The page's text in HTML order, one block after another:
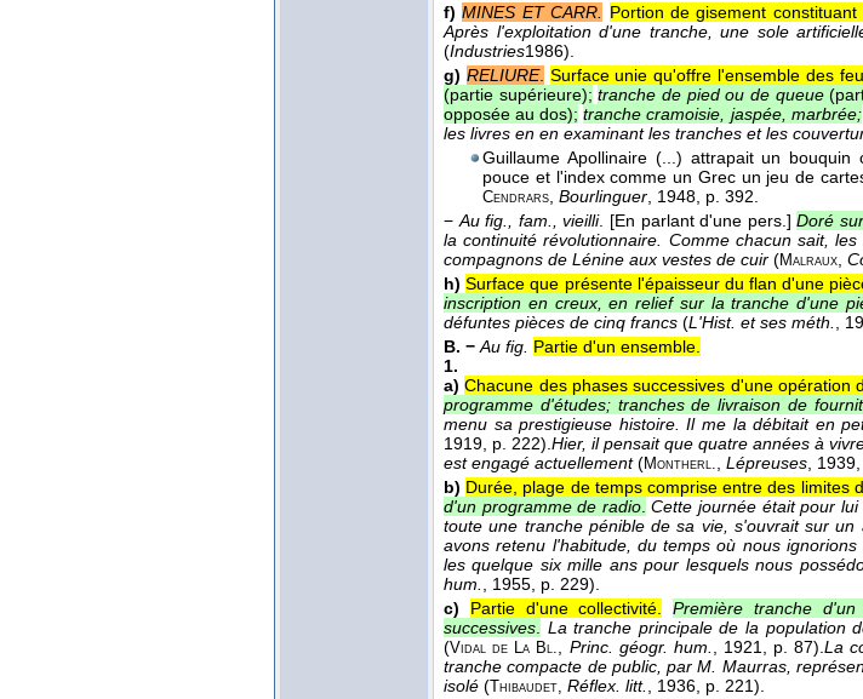
f) MINES ET CARR. Portion de gisement constituant
Après l'exploitation d'une tranche, une sole
(Industries1986).
g) RELIURE. Surface unie qu'offre l'ensemble des
(partie supérieure); tranche de pied ou de queue
opposée au dos); tranche cramoisie, jaspée, marbrée;
les livres en en examinant les tranches et les
Guillaume Apollinaire (...) attrapait un
pouce et l'index comme un Grec un jeu de
Cendrars Bourlinguer , 1948 , p. 392.
− Au fig., fam., vieilli. [En parlant d'une pers.] Doré
la continuité révolutionnaire. Comme chacun sait,
compagnons de Lénine aux vestes de cuir (Malraux
h) Surface que présente l'épaisseur du flan d'une
inscription en creux, en relief sur la tranche d'une
défuntes pièces de cinq francs (L'Hist. et ses méth. ,
B. − Au fig. Partie d'un ensemble.
1.
a) Chacune des phases successives d'une opération
programme d'études; tranches de livraison de
menu sa prestigieuse histoire. Il me la débitait en
1919 , p. 222). Hier, il pensait que quatre années à
est engagé actuellement(Montherl. Lépreuses , 1939
b) Durée, plage de temps comprise entre des limites
d'un programme de radio. Cette journée était pour
toute une tranche pénible de sa vie, s'ouvrait sur un
avons retenu l'habitude, du temps où nous
les quelque six mille ans pour lesquels nous
hum.
, 1955 , p. 229).
c)
Partie d'une collectivité.
Première tranche
successives
La tranche principale de la population
(Vidal de La Bl. Princ. géogr. hum. , 1921 , p. 87).La
tranche compacte de public, par M. Maurras,
isolé ( Thibaudet, Réflex. litt. , 1936 , p. 221).